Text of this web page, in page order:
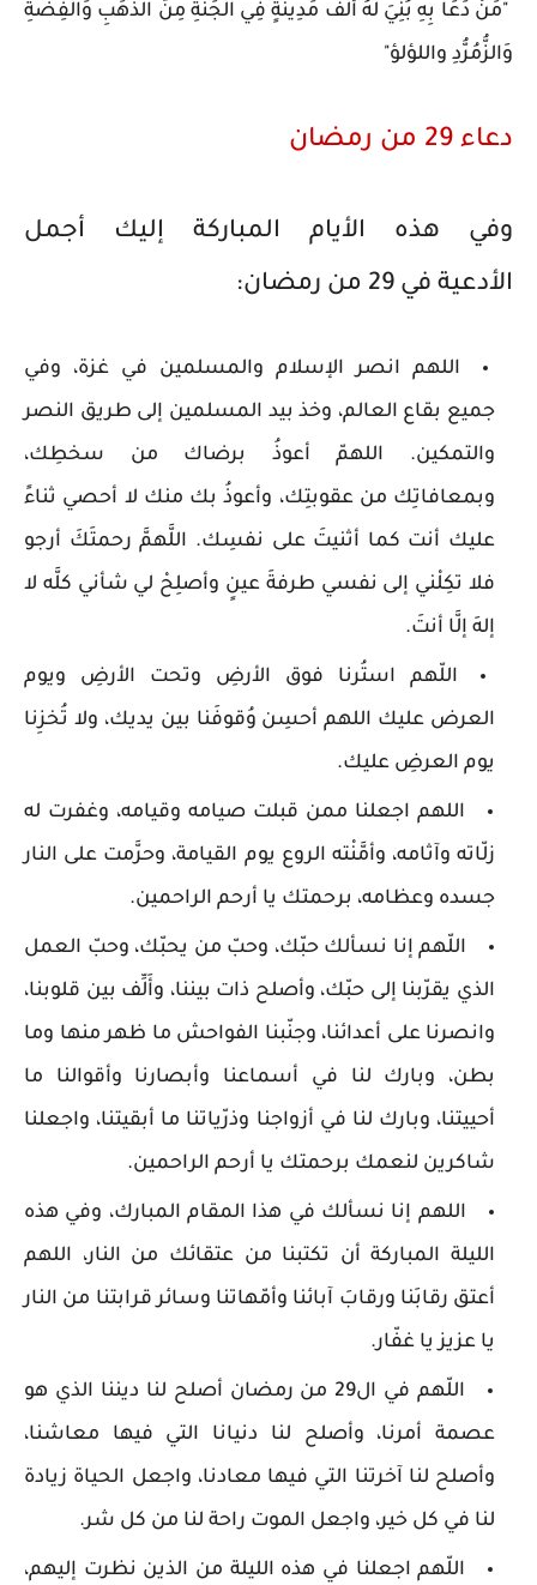
"مَنْ دَعَا بِهِ بُنِيَ لَهُ أَلْفُ مَدِينَةٍ فِي الْجَنَّةِ مِنَ الذَّهَبِ وَالْفِضَّةِ
وَالزُّمُرُّدِ واللؤلؤ"
دعاء 29 من رمضان
وفي هذه الأيام المباركة إليك أجمل
الأدعية في 29 من رمضان:
اللهم انصر الإسلام والمسلمين في غزة، وفي
جميع بقاع العالم، وخذ بيد المسلمين إلى طريق النصر
والتمكين. اللهمّ أعوذُ برضاك من سخطِك،
وبمعافاتِك من عقوبتِك، وأعوذُ بك منك لا أحصي ثناءً
عليك أنت كما أثنيتَ على نفسِك. اللَّهمَّ رحمتَكَ أرجو
فلا تكِلْني إلى نفسي طرفةَ عينٍ وأصلِحْ لي شأني كلَّه لا
إلهَ إلَّا أنتَ.
اللّهم استُرنا فوق الأرضِ وتحت الأرضِ ويوم
العرض عليك اللهم أحسِن وُقوفَنا بين يديك، ولا تُخزِنا
يوم العرضِ عليك.
اللهم اجعلنا ممن قبلت صيامه وقيامه، وغفرت له
زلّاته وآثامه، وأمَّنْته الروع يوم القيامة، وحرَّمت على النار
جسده وعظامه، برحمتك يا أرحم الراحمين.
اللّهم إنا نسألك حبّك، وحبّ من يحبّك، وحبّ العمل
الذي يقرّبنا إلى حبّك، وأصلح ذات بيننا، وأَلِّف بين قلوبنا،
وانصرنا على أعدائنا، وجنّبنا الفواحش ما ظهر منها وما
بطن، وبارك لنا في أسماعنا وأبصارنا وأقوالنا ما
أحييتنا، وبارك لنا في أزواجنا وذرّياتنا ما أبقيتنا، واجعلنا
شاكرين لنعمك برحمتك يا أرحم الراحمين.
اللهم إنا نسألك في هذا المقام المبارك، وفي هذه
الليلة المباركة أن تكتبنا من عتقائك من النار، اللهم
أعتق رقابَنا ورقابَ آبائنا وأمّهاتنا وسائر قرابتنا من النار
يا عزيز يا غفّار.
اللّهم في ال29 من رمضان أصلح لنا ديننا الذي هو
عصمة أمرنا، وأصلح لنا دنيانا التي فيها معاشنا،
وأصلح لنا آخرتنا التي فيها معادنا، واجعل الحياة زيادة
لنا في كل خير، واجعل الموت راحة لنا من كل شر.
اللّهم اجعلنا في هذه الليلة من الذين نظرت إليهم،